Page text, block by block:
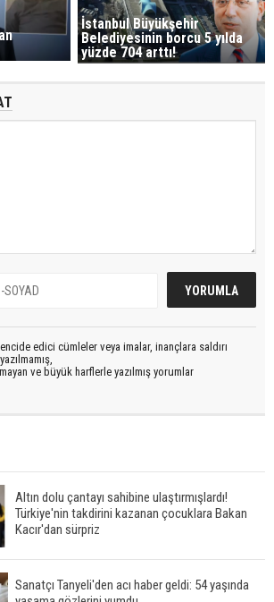
İstanbul Büyükşehir
Belediyesinin borcu 5 yılda
yüzde 704 arttı!
edici cümleler veya imalar, inançlara saldırı
ve büyük harflerle yazılmış yorumlar
Altın dolu çantayı sahibine ulaştırmışlardı!
Türkiye'nin takdirini kazanan çocuklara Bakan
Kacır'dan sürpriz
Sanatçı Tanyeli'den acı haber geldi: 54 yaşında